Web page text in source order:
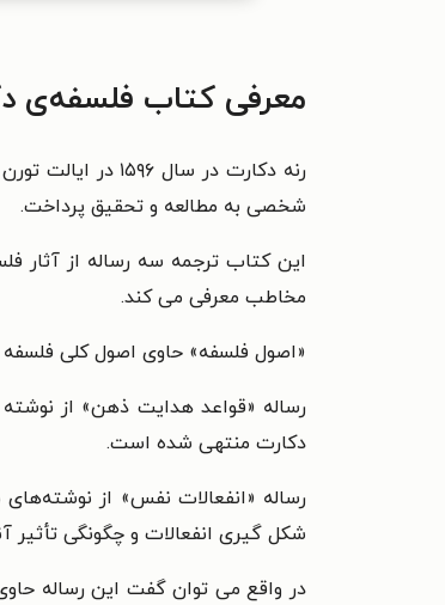
معرفی کتاب فلسفه‌ی
شخصی به مطالعه و تحقیق پرداخت.
این کتاب ترجمه سه رساله از آثار
مخاطب معرفی می کند.
«اصول فلسفه» حاوی اصول کلی
رساله «قواعد هدایت ذهن» از
دکارت منتهی شده است.
رساله «انفعالات نفس» از
شکل گیری انفعالات و چگونگی تأثیر
در واقع می توان گفت این رساله